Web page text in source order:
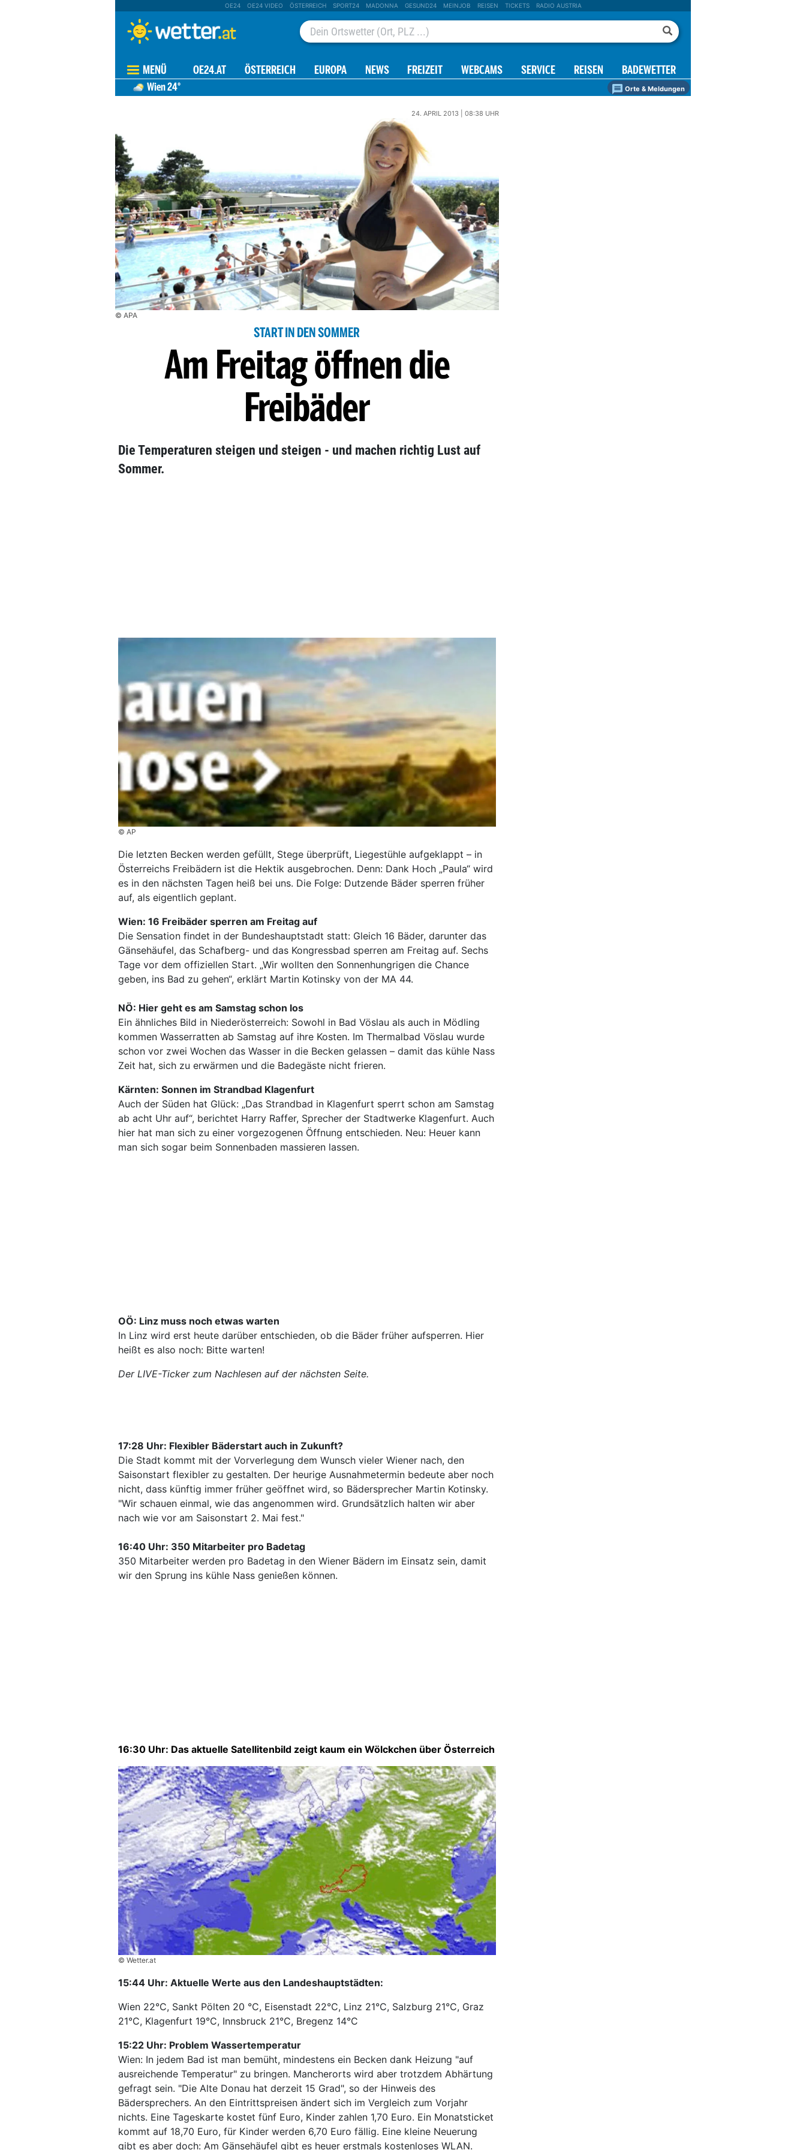
OE24 OE24 VIDEO ÖSTERREICH SPORT24 MADONNA GESUND24 MEINJOB REISEN TICKETS RADIO AUSTRIA
MENÜ OE24.AT ÖSTERREICH EUROPA NEWS FREIZEIT WEBCAMS SERVICE REISEN BADEWETTER
Wien24° Orte & Meldungen
24. APRIL 2013 | 08:38 UHR
© APA
START IN DEN SOMMER
Am Freitag öffnen die
Freibäder
Die Temperaturen steigen und steigen - und machen richtig Lust auf
Sommer.
© AP
Die letzten Becken werden gefüllt, Stege überprüft, Liegestühle aufgeklappt – in
Österreichs Freibädern ist die Hektik ausgebrochen. Denn: Dank Hoch „Paula“ wird
es in den nächsten Tagen heiß bei uns. Die Folge: Dutzende Bäder sperren früher
auf, als eigentlich geplant.
Wien: 16 Freibäder sperren am Freitag auf
Die Sensation findet in der Bundeshauptstadt statt: Gleich 16 Bäder, darunter das
Gänsehäufel, das Schafberg- und das Kongressbad sperren am Freitag auf. Sechs
Tage vor dem offiziellen Start. „Wir wollten den Sonnenhungrigen die Chance
geben, ins Bad zu gehen“, erklärt Martin Kotinsky von der MA 44.
NÖ: Hier geht es am Samstag schon los
Ein ähnliches Bild in Niederösterreich: Sowohl in Bad Vöslau als auch in Mödling
kommen Wasserratten ab Samstag auf ihre Kosten. Im Thermalbad Vöslau wurde
schon vor zwei Wochen das Wasser in die Becken gelassen – damit das kühle Nass
Zeit hat, sich zu erwärmen und die Badegäste nicht frieren.
Kärnten: Sonnen im Strandbad Klagenfurt
Auch der Süden hat Glück: „Das Strandbad in Klagenfurt sperrt schon am Samstag
ab acht Uhr auf“, berichtet Harry Raffer, Sprecher der Stadtwerke Klagenfurt. Auch
hier hat man sich zu einer vorgezogenen Öffnung entschieden. Neu: Heuer kann
man sich sogar beim Sonnenbaden massieren lassen.
OÖ: Linz muss noch etwas warten
In Linz wird erst heute darüber entschieden, ob die Bäder früher aufsperren. Hier
heißt es also noch: Bitte warten!
Der LIVE-Ticker zum Nachlesen auf der nächsten Seite.
17:28 Uhr: Flexibler Bäderstart auch in Zukunft?
Die Stadt kommt mit der Vorverlegung dem Wunsch vieler Wiener nach, den
Saisonstart flexibler zu gestalten. Der heurige Ausnahmetermin bedeute aber noch
nicht, dass künftig immer früher geöffnet wird, so Bädersprecher Martin Kotinsky.
"Wir schauen einmal, wie das angenommen wird. Grundsätzlich halten wir aber
nach wie vor am Saisonstart 2. Mai fest."
16:40 Uhr: 350 Mitarbeiter pro Badetag
350 Mitarbeiter werden pro Badetag in den Wiener Bädern im Einsatz sein, damit
wir den Sprung ins kühle Nass genießen können.
16:30 Uhr: Das aktuelle Satellitenbild zeigt kaum ein Wölckchen über Österreich
© Wetter.at
15:44 Uhr: Aktuelle Werte aus den Landeshauptstädten:
Wien 22°C, Sankt Pölten 20 °C, Eisenstadt 22°C, Linz 21°C, Salzburg 21°C, Graz
21°C, Klagenfurt 19°C, Innsbruck 21°C, Bregenz 14°C
15:22 Uhr: Problem Wassertemperatur
Wien: In jedem Bad ist man bemüht, mindestens ein Becken dank Heizung "auf
ausreichende Temperatur" zu bringen. Mancherorts wird aber trotzdem Abhärtung
gefragt sein. "Die Alte Donau hat derzeit 15 Grad", so der Hinweis des
Bädersprechers. An den Eintrittspreisen ändert sich im Vergleich zum Vorjahr
nichts. Eine Tageskarte kostet fünf Euro, Kinder zahlen 1,70 Euro. Ein Monatsticket
kommt auf 18,70 Euro, für Kinder werden 6,70 Euro fällig. Eine kleine Neuerung
gibt es aber doch: Am Gänsehäufel gibt es heuer erstmals kostenloses WLAN.